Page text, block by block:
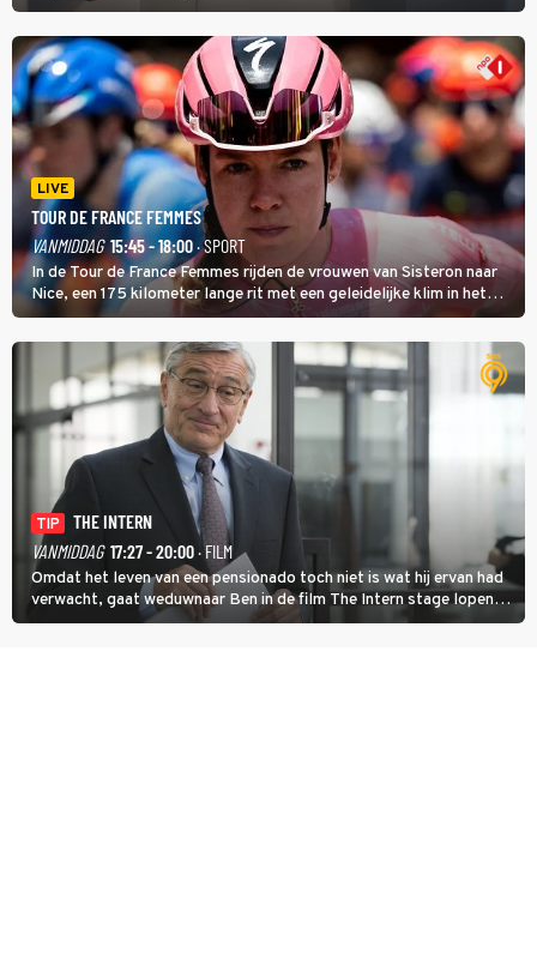
LIVE
TOUR DE FRANCE FEMMES
VANMIDDAG 15:45 - 18:00· SPORT
In de Tour de France Femmes rijden de vrouwen van Sisteron naar
Nice, een 175 kilometer lange rit met een geleidelijke klim in het
midden. Dat is mogelijk niet de zwaarste hindernis, dat is de
temperatuur. Het kan in Nice namelijk bloedheet worden.
TIP
THE INTERN
VANMIDDAG 17:27 - 20:00· FILM
Omdat het leven van een pensionado toch niet is wat hij ervan had
verwacht, gaat weduwnaar Ben in de film The Intern stage lopen
bij de hippe webwinkel van Jules, wat een gouden zet blijkt te zijn.